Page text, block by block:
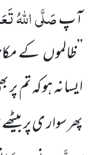
آپصَلَّی اللّٰہُ
’’ظالموںکے
ایسا نہ ہو کہ تم
پھر سوار ی پر